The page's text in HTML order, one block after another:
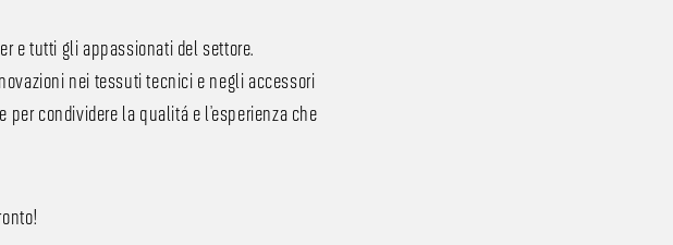
e tutti gli appassionati del settore.
nei tessuti tecnici e negli accessori
per condividere la qualità e l’esperienza che